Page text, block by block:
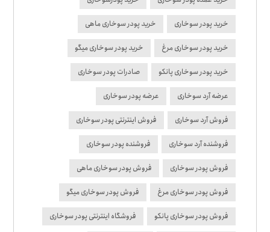
خرید پودر سوخاری خرید پودر سوخاری ماهی
خرید پودر سوخاری مرغ خرید پودر سوخاری میگو
خرید پودر سوخاری پانکو صادرات پودر سوخاری
عرضه آرد سوخاری عرضه پودر سوخاری
فروش آرد سوخاری فروش اینترنتی پودر سوخاری
فروشنده آرد سوخاری فروشنده پودر سوخاری
فروش پودر سوخاری فروش پودر سوخاری ماهی
فروش پودر سوخاری مرغ فروش پودر سوخاری میگو
فروش پودر سوخاری پانکو فروشگاه اینترنتی پودر سوخاری